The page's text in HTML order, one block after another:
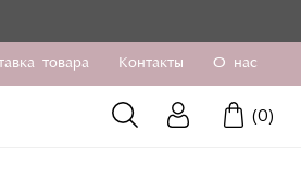
товара Контакты О нас
(0)